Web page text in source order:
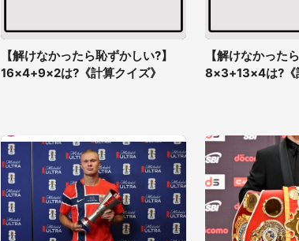
【解けなかったら恥ずかしい?】
16×4+9×2は?《計算クイズ》
【解けなかった
8×3+13×4は?《